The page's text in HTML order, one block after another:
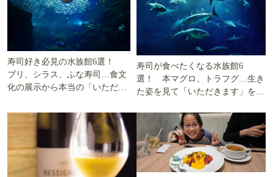
寿司好き必見の水族館6選！
ブリ、シラス、ふな寿司…食文
化の展示から本当の「いただき
寿司が食べたくなる水族館6
選！ 本マグロ、トラフグ…生き
た姿を見て「いただきます」を考